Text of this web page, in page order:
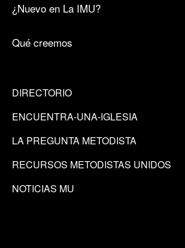
¿Nuevo en La IMU?
Qué creemos
DIRECTORIO
ENCUENTRA-UNA-IGLESIA
LA PREGUNTA METODISTA
RECURSOS METODISTAS UNIDOS
NOTICIAS MU